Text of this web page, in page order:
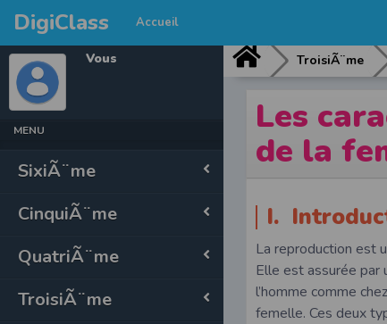
DigiClass Accueil
Vous
MENU
SixiÃ¨me
CinquiÃ¨me
QuatriÃ¨me
TroisiÃ¨me
TroisiÃ¨me
Les
de la
I.
La reproduction est
Elle est assurée par
l’homme comme
femelle. Ces deux